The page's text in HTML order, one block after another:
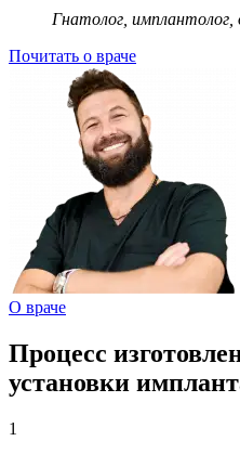
Гнатолог, имплантолог,
Почитать о враче
О враче
Процесс
установки
1